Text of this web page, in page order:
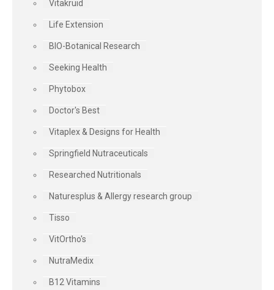
Vitakruid
Life Extension
BIO-Botanical Research
Seeking Health
Phytobox
Doctor's Best
Vitaplex & Designs for Health
Springfield Nutraceuticals
Researched Nutritionals
Naturesplus & Allergy research group
Tisso
VitOrtho's
NutraMedix
B12 Vitamins